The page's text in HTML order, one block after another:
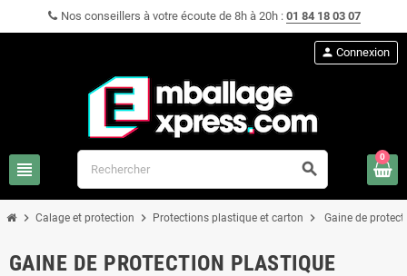
Nos conseillers à votre écoute de 8h à 20h : 01 84 18 03 07
view_headline search
person Connexion
0
chevron_right Calage et protection chevron_right Protections plastique et carton chevron_right Gaine de
GAINE DE PROTECTION PLASTIQUE